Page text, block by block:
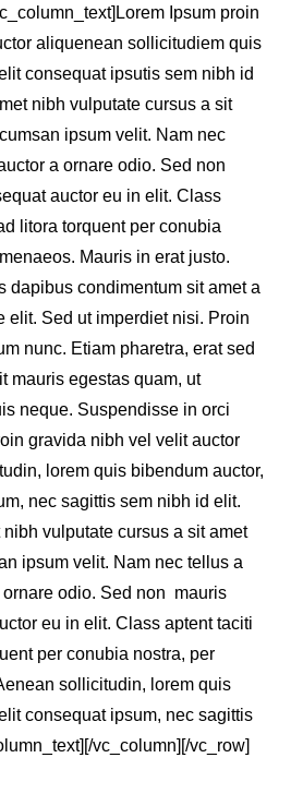
Ipsum proin
aliquenean sollicitudiem quis
consequat ipsutis sem nibh id
nibh vulputate cursus a sit
ipsum velit. Nam nec
a ornare odio. Sed non
auctor eu in elit. Class
litora torquent per conubia
Mauris in erat justo.
dapibus condimentum sit amet a
elit. Sed ut imperdiet nisi. Proin
nunc. Etiam pharetra, erat sed
mauris egestas quam, ut
neque. Suspendisse in orci
gravida nibh vel velit auctor
lorem quis bibendum auctor,
nec sagittis sem nibh id elit.
vulputate cursus a sit amet
ipsum velit. Nam nec tellus a
odio. Sed non mauris
eu in elit. Class aptent taciti
per conubia nostra, per
sollicitudin, lorem quis
consequat ipsum, nec sagittis
vc_column][/vc_row]